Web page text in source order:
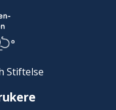
Stiftelse